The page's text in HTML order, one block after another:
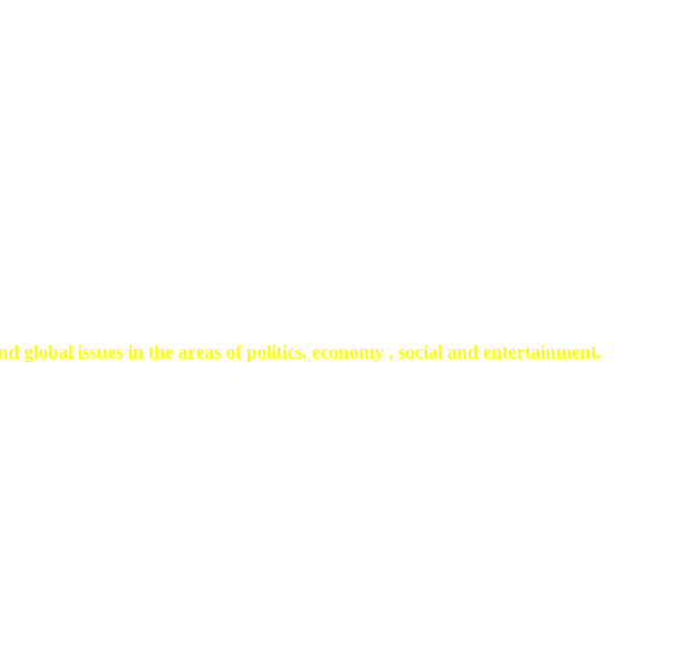
global issues in the areas of politics, economy , social and entertainment.